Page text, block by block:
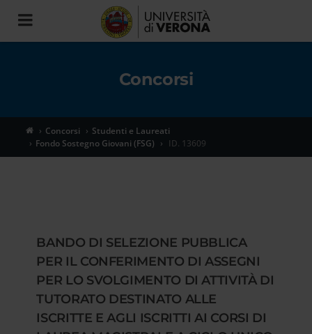
Toggle
navigation
Concorsi
Concorsi
Studenti e Laureati
Fondo Sostegno Giovani (FSG)
ID. 13609
BANDO DI SELEZIONE PUBBLICA
PER IL CONFERIMENTO DI ASSEGNI
PER LO SVOLGIMENTO DI ATTIVITÀ DI
TUTORATO DESTINATO ALLE
ISCRITTE E AGLI ISCRITTI AI CORSI DI